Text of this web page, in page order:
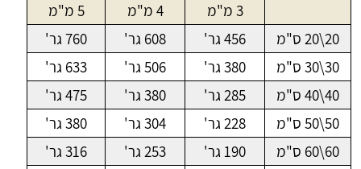
3 מ"מ 4 מ"מ
5 מ"מ
20\20 ס"מ
456 גר' 608 גר'
760 גר'
30\30 ס"מ
380 גר' 506 גר'
633 גר'
40\40 ס"מ
285 גר' 380 גר'
475 גר'
50\50 ס"מ
228 גר' 304 גר'
380 גר'
60\60 ס"מ
190 גר' 253 גר'
316 גר'